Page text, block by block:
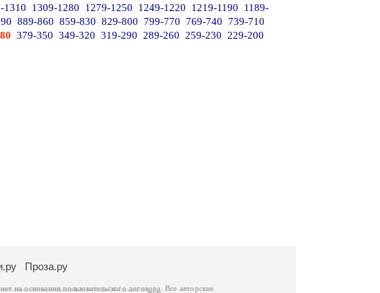
1310 1309-1280 1279-1250 1249-1220 1219-1190
1189-
889-860 859-830 829-800 799-770 769-740
739-710
379-350 349-320 319-290 289-260 259-230
229-200
Проза.ру
на основаниипользовательского договора . Все авторские